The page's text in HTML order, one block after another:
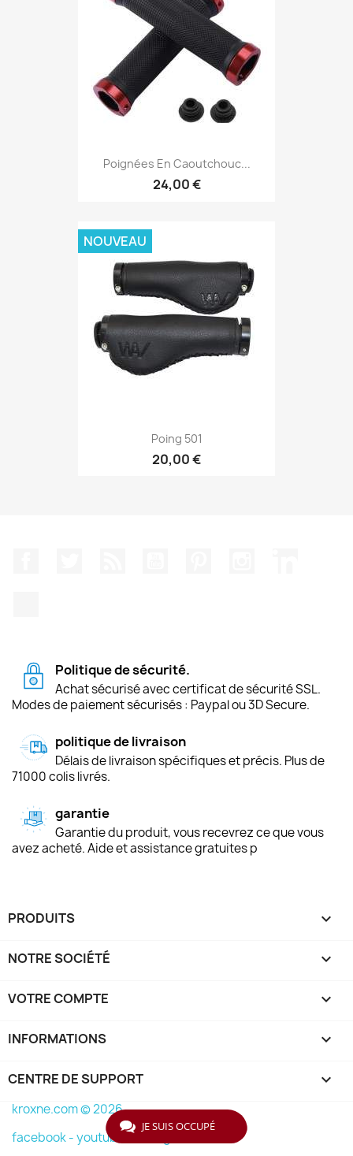
Poignées En Caoutchouc...
24,00 €
Poing 501
20,00 €
NOUVEAU
Politique de sécurité.
Achat sécurisé avec certificat de sécurité SSL.
Modes de paiement sécurisés : Paypal ou 3D Secure.
politique de livraison
Délais de livraison spécifiques et précis. Plus de
71000 colis livrés.
garantie
Garantie du produit, vous recevrez ce que vous
avez acheté. Aide et assistance gratuites p
PRODUITS 
NOTRE SOCIÉTÉ 
VOTRE COMPTE 
INFORMATIONS keyboard_arrow_down
CENTRE DE SUPPORT 
kroxne.com © 2026
facebook -youtube - instagram
JE SUIS OCCUPÉ